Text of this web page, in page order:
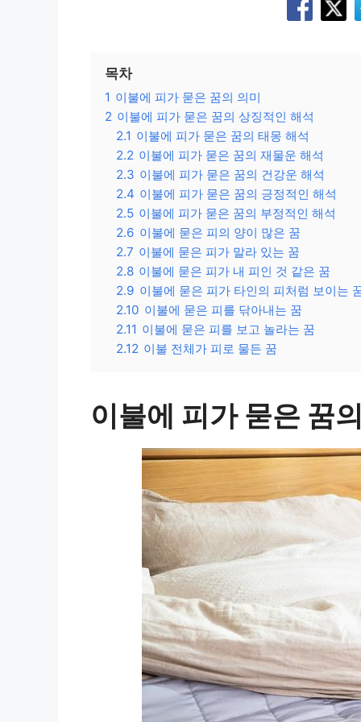
목차
1 이불에 피가 묻은 꿈의 의미
2 이불에 피가 묻은 꿈의 상징적인 해석
2.1 이불에 피가 묻은 꿈의 태몽 해석
2.2 이불에 피가 묻은 꿈의 재물운 해석
2.3 이불에 피가 묻은 꿈의 건강운 해석
2.4 이불에 피가 묻은 꿈의 긍정적인 해석
2.5 이불에 피가 묻은 꿈의 부정적인 해석
2.6 이불에 묻은 피의 양이 많은 꿈
2.7 이불에 묻은 피가 말라 있는 꿈
2.8 이불에 묻은 피가 내 피인 것 같은 꿈
2.9 이불에 묻은 피가 타인의 피처럼 보이는
2.10 이불에 묻은 피를 닦아내는 꿈
2.11 이불에 묻은 피를 보고 놀라는 꿈
2.12 이불 전체가 피로 물든 꿈
이불에 피가 묻은 꿈